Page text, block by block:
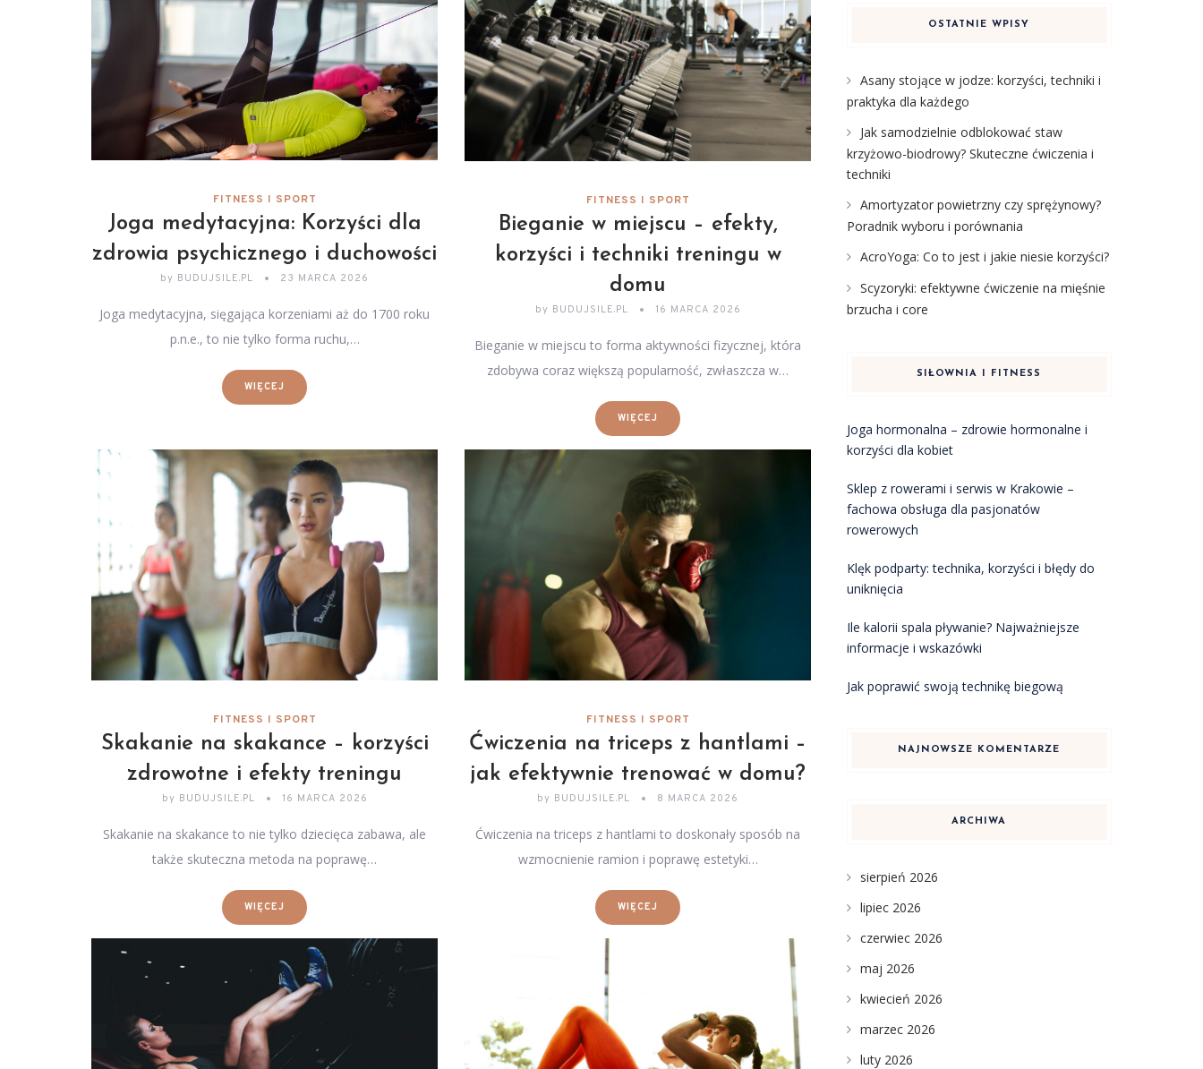
FITNESS I SPORT
Joga medytacyjna: Korzyści dla
zdrowia psychicznego i duchowości
by BUDUJSILE.PL 23 MARCA 2026
Joga medytacyjna, sięgająca korzeniami aż do 1700 roku
p.n.e., to nie tylko forma ruchu,…
WIĘCEJ
FITNESS I SPORT
Bieganie w miejscu – efekty,
korzyści i techniki treningu w
domu
by BUDUJSILE.PL 16 MARCA 2026
Bieganie w miejscu to forma aktywności fizycznej, która
zdobywa coraz większą popularność, zwłaszcza w…
WIĘCEJ
FITNESS I SPORT
Skakanie na skakance – korzyści
zdrowotne i efekty treningu
by BUDUJSILE.PL 16 MARCA 2026
Skakanie na skakance to nie tylko dziecięca zabawa, ale
także skuteczna metoda na poprawę…
WIĘCEJ
FITNESS I SPORT
Ćwiczenia na triceps z hantlami –
jak efektywnie trenować w domu?
by BUDUJSILE.PL 8 MARCA 2026
Ćwiczenia na triceps z hantlami to doskonały sposób na
wzmocnienie ramion i poprawę estetyki…
WIĘCEJ
OSTATNIE WPISY
Asany stojące w jodze: korzyści, techniki i
praktyka dla każdego
Jak samodzielnie odblokować staw
krzyżowo-biodrowy? Skuteczne ćwiczenia i
techniki
Amortyzator powietrzny czy sprężynowy?
Poradnik wyboru i porównania
AcroYoga: Co to jest i jakie niesie korzyści?
Scyzoryki: efektywne ćwiczenie na mięśnie
brzucha i core
SIŁOWNIA I FITNESS
Joga hormonalna – zdrowie hormonalne i
korzyści dla kobiet
Sklep z rowerami i serwis w Krakowie –
fachowa obsługa dla pasjonatów
rowerowych
Klęk podparty: technika, korzyści i błędy do
uniknięcia
Ile kalorii spala pływanie? Najważniejsze
informacje i wskazówki
Jak poprawić swoją technikę biegową
NAJNOWSZE KOMENTARZE
ARCHIWA
sierpień 2026
lipiec 2026
czerwiec 2026
maj 2026
kwiecień 2026
marzec 2026
luty 2026